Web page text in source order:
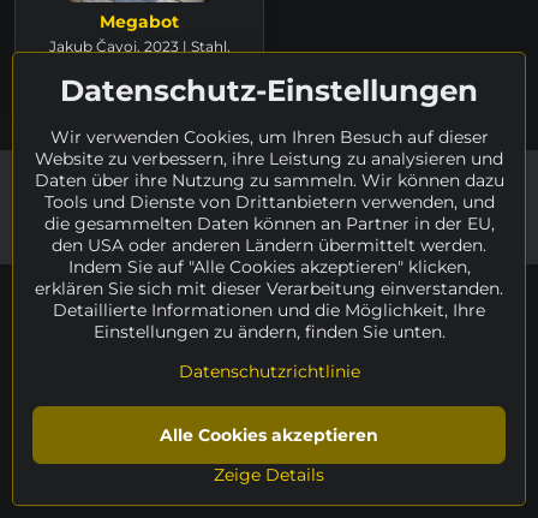
Megabot
Jakub Čavoj, 2023 | Stahl,
Verfügbarkeit auf Anfrage
©2026Urheberrecht
Datenschutz-EinstellungenDatenschutzrichtlinie
Vom System erstellt:ByznysWeb.cz
Datenschutz-Einstellungen
Wir verwenden Cookies, um Ihren Besuch auf dieser
Website zu verbessern, ihre Leistung zu analysieren und
Daten über ihre Nutzung zu sammeln. Wir können dazu
Tools und Dienste von Drittanbietern verwenden, und
die gesammelten Daten können an Partner in der EU,
den USA oder anderen Ländern übermittelt werden.
Indem Sie auf "Alle Cookies akzeptieren" klicken,
erklären Sie sich mit dieser Verarbeitung einverstanden.
Detaillierte Informationen und die Möglichkeit, Ihre
Einstellungen zu ändern, finden Sie unten.
Datenschutzrichtlinie
Zeige Details
Alle Cookies akzeptieren